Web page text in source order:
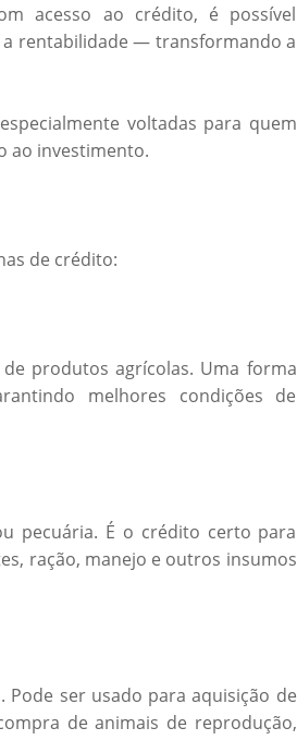
acesso ao crédito, é possível
rentabilidade — transformando a
voltadas para quem
ao investimento.
de crédito:
produtos agrícolas. Uma forma
melhores condições de
pecuária. É o crédito certo para
ração, manejo e outros insumos
ser usado para aquisição de
de animais de reprodução,